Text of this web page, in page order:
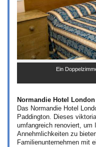
Ein
Normandie Hotel London
Das Normandie Hotel
Paddington. Dieses
umfangreich renoviert, um
Annehmlichkeiten zu
Familienunternehmen mit